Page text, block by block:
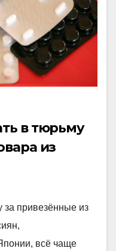
в тюрьму
из
за привезённые из
всё чаще